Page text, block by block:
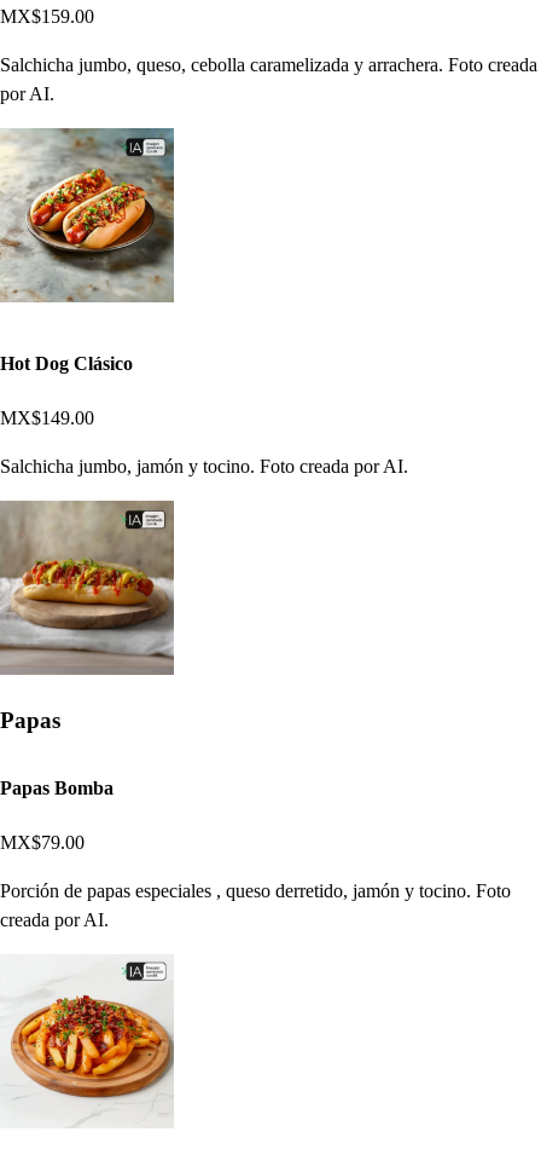
MX$159.00
Salchicha jumbo, queso, cebolla caramelizada y arrachera. Foto creada
por AI.
Hot Dog Clásico
MX$149.00
Salchicha jumbo, jamón y tocino. Foto creada por AI.
Papas
Papas Bomba
MX$79.00
Porción de papas especiales , queso derretido, jamón y tocino. Foto
creada por AI.